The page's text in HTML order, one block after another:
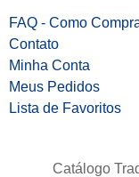
FAQ - Como
Contato
Minha Conta
Meus Pedidos
Lista de Favoritos
Catálogo